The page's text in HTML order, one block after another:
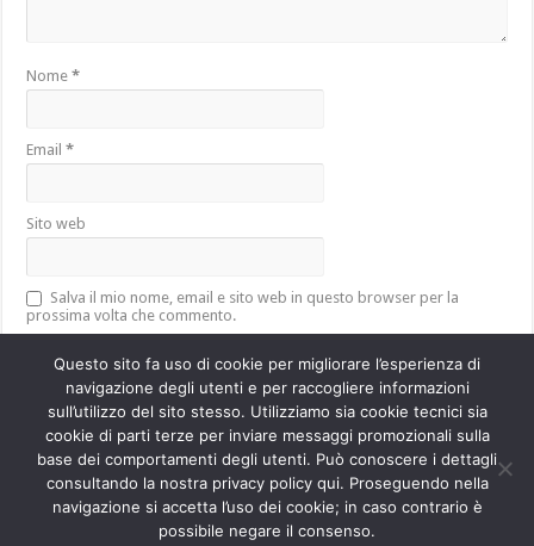
Nome*
Email*
Sito web
Salva il mio nome, email e sito web in questo browser per la
prossima volta che commento.
Questo sito utilizza Akismet per ridurre lo spam. Scopri come vengono
elaborati i dati derivati dai commenti.
Powered byWordPress| Designed byTieLabs
Questo sito fa uso di cookie per migliorare l’esperienza di
navigazione degli utenti e per raccogliere informazioni
sull’utilizzo del sito stesso. Utilizziamo sia cookie tecnici sia
cookie di parti terze per inviare messaggi promozionali sulla
base dei comportamenti degli utenti. Può conoscere i dettagli
consultando la nostra privacy policy qui. Proseguendo nella
navigazione si accetta l’uso dei cookie; in caso contrario è
possibile negare il consenso.